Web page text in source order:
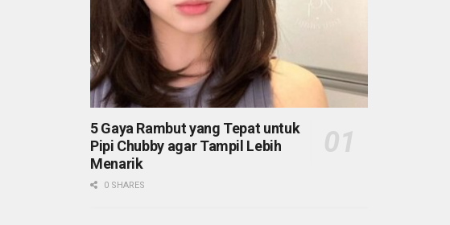
5 Gaya Rambut yang Tepat untuk
Pipi Chubby agar Tampil Lebih
Menarik
0 SHARES